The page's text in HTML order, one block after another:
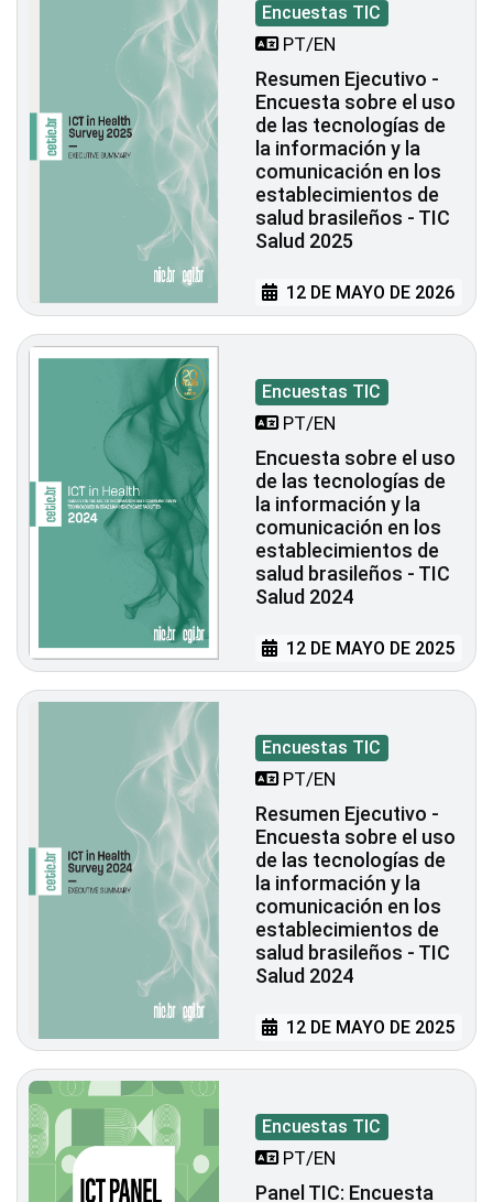
Encuestas TIC
PT/EN
Resumen Ejecutivo -
Encuesta sobre el uso
de las tecnologías de
la información y la
comunicación en los
establecimientos de
salud brasileños - TIC
Salud 2025
12 DE MAYO DE 2026
Encuestas TIC
PT/EN
Encuesta sobre el uso
de las tecnologías de
la información y la
comunicación en los
establecimientos de
salud brasileños - TIC
Salud 2024
12 DE MAYO DE 2025
Encuestas TIC
PT/EN
Resumen Ejecutivo -
Encuesta sobre el uso
de las tecnologías de
la información y la
comunicación en los
establecimientos de
salud brasileños - TIC
Salud 2024
12 DE MAYO DE 2025
Encuestas TIC
PT/EN
Panel TIC: Encuesta